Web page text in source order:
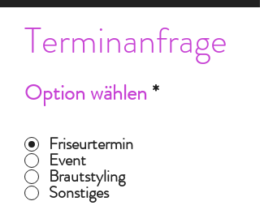
Terminanfrage
Option wählen *
Friseurtermin
Event
Brautstyling
Sonstiges